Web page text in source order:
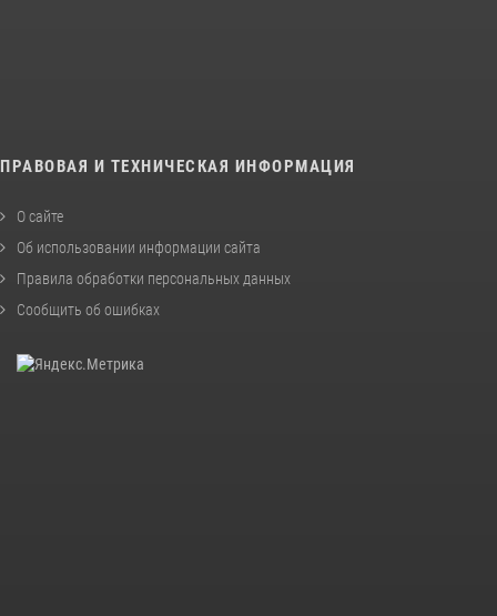
ПРАВОВАЯ И ТЕХНИЧЕСКАЯ ИНФОРМАЦИЯ
О сайте
Об использовании информации сайта
Правила обработки персональных данных
Сообщить об ошибках